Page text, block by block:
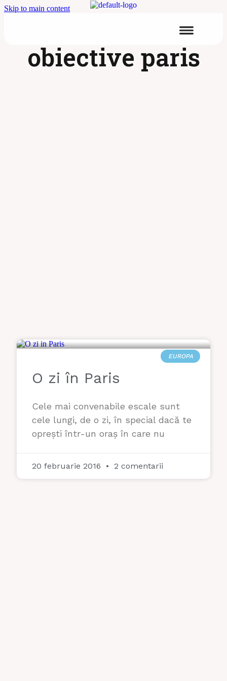
Skip to main content
obiective paris
EUROPA
O zi în Paris
Cele mai convenabile escale sunt
cele lungi, de o zi, în special dacă te
oprești într-un oraș în care nu
20 februarie 2016 2 comentarii